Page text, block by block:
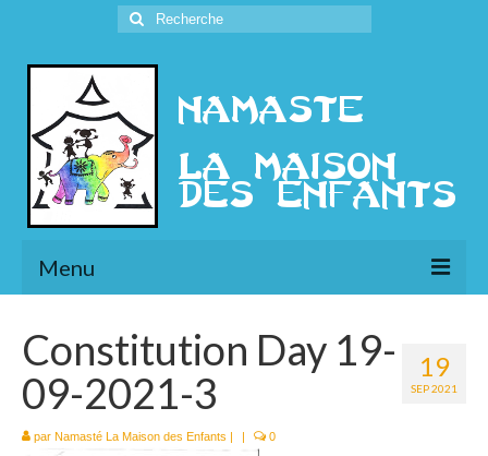
Rechercher
:
Menu
Présentation
l’Ethique
19
SEP 2021
Constitution Day 19-
09-2021-3
par Namasté La Maison des Enfants | | 0